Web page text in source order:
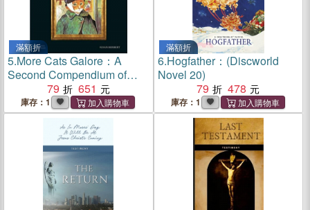
滿額折
5.More Cats Galore：A
Second Compendium of
Cultured Cats
79 651
庫存：1
滿額折
6.Hogfather：(Discworld
Novel 20)
79
478
庫存：1